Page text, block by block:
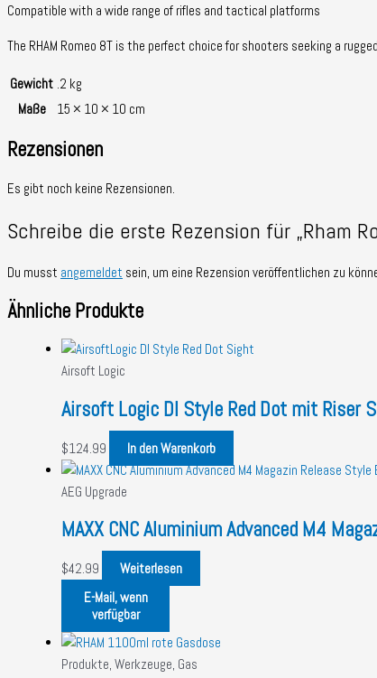
Compatible with a wide range of rifles and tactical platforms
The RHAM Romeo 8T is the perfect choice for shooters seeking a rugged
Gewicht .2 kg
Maße
15 × 10 × 10 cm
Rezensionen
Es gibt noch keine Rezensionen.
Schreibe die erste Rezension für „Rham
Du musst angemeldet sein, um eine Rezension veröffentlichen zu
Ähnliche Produkte
Airsoft Logic
Airsoft Logic DI Style Red Dot mit Riser
$124.99
In den Warenkorb
AEG Upgrade
MAXX CNC Aluminium Advanced M4
$42.99
Weiterlesen
E-Mail, wenn
verfügbar
Produkte, Werkzeuge, Gas